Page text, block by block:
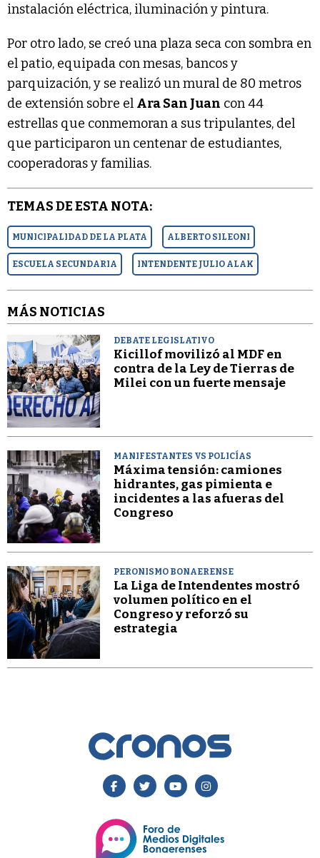
instalación eléctrica, iluminación y pintura.
Por otro lado, se creó una plaza seca con sombra en
el patio, equipada con mesas, bancos y
parquización, y se realizó un mural de 80 metros
de extensión sobre el Ara San Juan con 44
estrellas que conmemoran a sus tripulantes, del
que participaron un centenar de estudiantes,
cooperadoras y familias.
TEMAS DE ESTA NOTA:
MUNICIPALIDAD DE LA PLATA ALBERTO SILEONI
ESCUELA SECUNDARIA INTENDENTE JULIO ALAK
MÁS NOTICIAS
DEBATE LEGISLATIVO
Kicillof movilizó al MDF en
contra de la Ley de Tierras de
Milei con un fuerte mensaje
MANIFESTANTES VS POLICÍAS
Máxima tensión: camiones
hidrantes, gas pimienta e
incidentes a las afueras del
Congreso
PERONISMO BONAERENSE
La Liga de Intendentes mostró
volumen político en el
Congreso y reforzó su
estrategia